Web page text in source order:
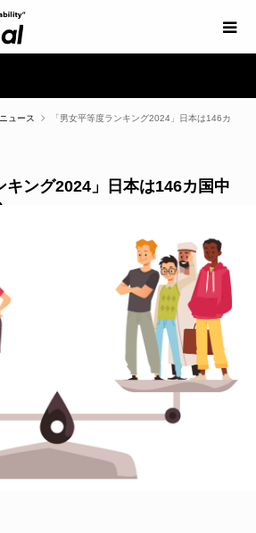
ュース
「男女平等度ランキング2024」日本は146カ
キング2024」日本は146カ国中